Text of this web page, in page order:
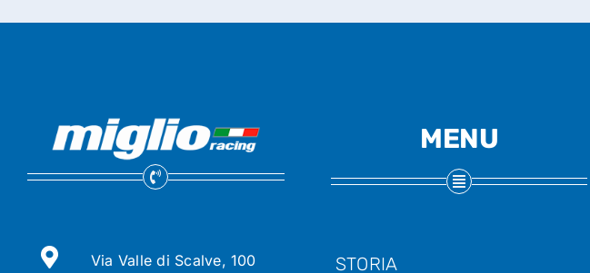
Via Valle di Scalve, 100
MENU
STORIA